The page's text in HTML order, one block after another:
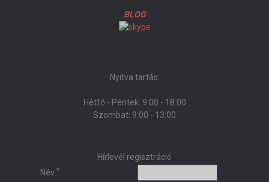
BLOG
Nyitva tartás:
Hétfő - Péntek: 9:00 - 18:00
Szombat: 9:00 - 13:00
Hírlevél regisztráció
Név:*